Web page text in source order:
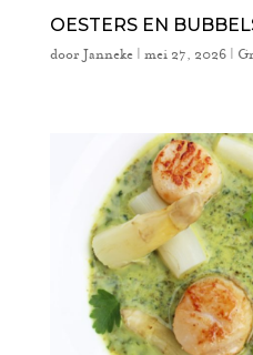
OESTERS EN
door Janneke| mei 27, 2026|